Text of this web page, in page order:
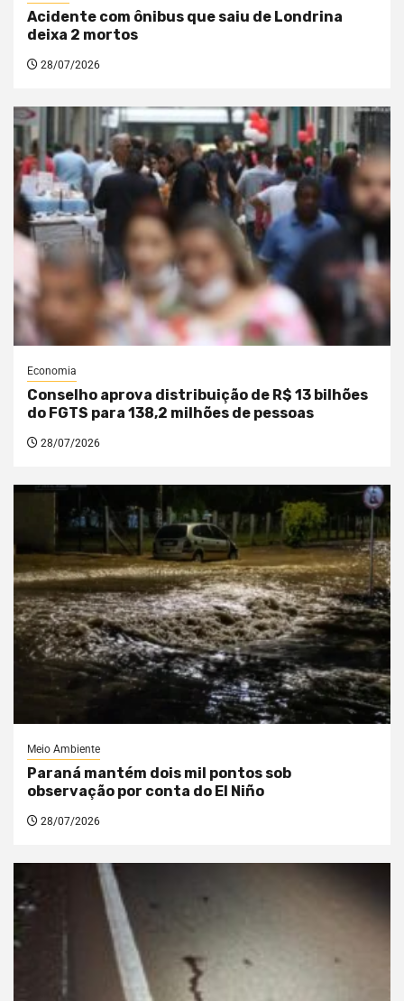
Acidente com ônibus que saiu de Londrina
deixa 2 mortos
28/07/2026
Economia
Conselho aprova distribuição de R$ 13 bilhões
do FGTS para 138,2 milhões de pessoas
28/07/2026
Meio Ambiente
Paraná mantém dois mil pontos sob
observação por conta do El Niño
28/07/2026